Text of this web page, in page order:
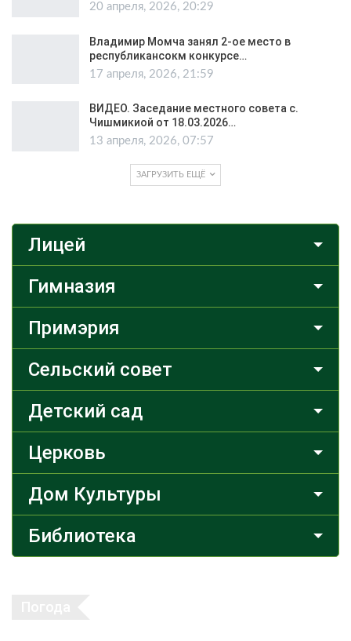
20 апреля, 2026, 20:29
Владимир Момча занял 2-ое место в
республикансокм конкурсе…
17 апреля, 2026, 21:59
ВИДЕО. Заседание местного совета с.
Чишмикиой от 18.03.2026…
13 апреля, 2026, 07:57
ЗАГРУЗИТЬ ЕЩЁ
Лицей
Гимназия
Примэрия
Сельский совет
Детский сад
Церковь
Дом Культуры
Библиотека